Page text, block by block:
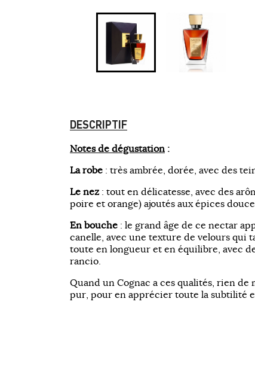
DESCRIPTIF
Notes de dégustation :
La robe : très ambrée, dorée, avec des
Le nez : tout en délicatesse, avec des
poire et orange) ajoutés aux épices
En bouche : le grand âge de ce nectar
canelle, avec une texture de velours qui
toute en longueur et en équilibre, avec
rancio.
Quand un Cognac a ces qualités, rien de
pur, pour en apprécier toute la subtilité